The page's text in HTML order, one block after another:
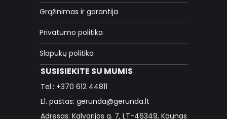
Grąžinimas ir garantija
Privatumo politika
Slapukų politika
SUSISIEKITE SU MUMIS
Tel.: +370 612 44811
El. paštas: gerunda@gerunda.lt
Adresas: Kalvarijos g. 7, LT-46349, Kaunas